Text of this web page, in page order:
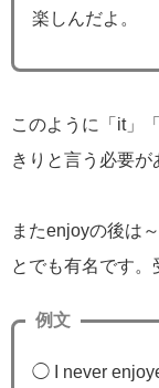
楽しんだよ。
このように「it」
きりと言う必要が
またenjoyの後は
とでも有名です。
例文
◯ I never